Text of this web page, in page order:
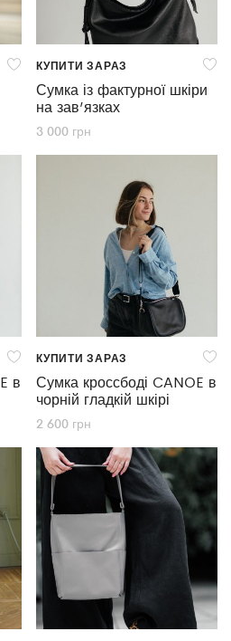
КУПИТИ ЗАРАЗ
Сумка із фактурної шкіри
на зав’язках
3 000 грн
в
КУПИТИ ЗАРАЗ
Сумка кроссбоді CANOE в
чорній гладкій шкірі
2 600 грн